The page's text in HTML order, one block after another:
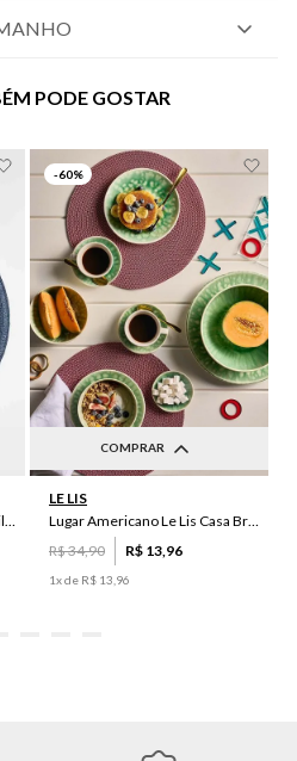
PODE GOSTAR
Lugar Americano Le Lis Casa Filipa
-60%
COMPRAR
LE LIS
Lugar Americano Le Lis Casa Brenda
R$34,90 R$ 13 96
1x de R$ 13 96